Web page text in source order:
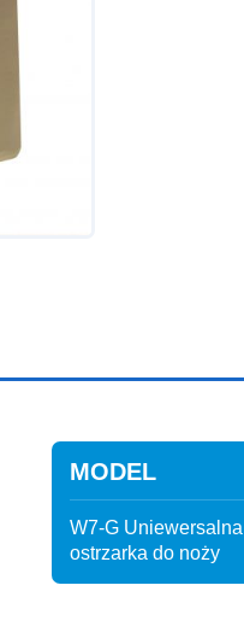
MODEL
W7-G Uniewersalna
ostrzarka do noży